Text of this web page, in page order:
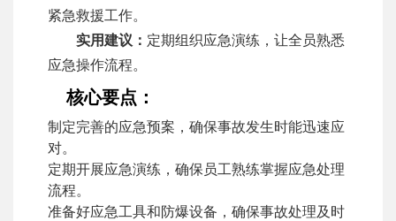
紧急救援工作。
实用建议： 定期组织应急演练，让全员熟悉
应急操作流程。
核心要点：
制定完善的应急预案，确保事故发生时能迅速应
对。
定期开展应急演练，确保员工熟练掌握应急处理
流程。
准备好应急工具和防爆设备，确保事故处理及时